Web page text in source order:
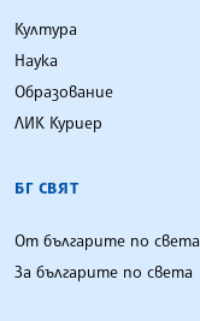
Култура
Наука
Образование
ЛИК Куриер
БГ СВЯТ
От българите по света
За българите по света